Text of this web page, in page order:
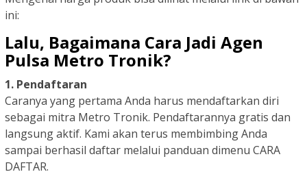
ini:
Lalu, Bagaimana Cara Jadi Agen
Pulsa Metro Tronik?
1. Pendaftaran
Caranya yang pertama Anda harus mendaftarkan diri
sebagai mitra Metro Tronik. Pendaftarannya gratis dan
langsung aktif. Kami akan terus membimbing Anda
sampai berhasil daftar melalui panduan dimenu CARA
DAFTAR.